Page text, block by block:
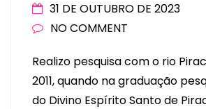
31 DE OUTUBRO DE 2023
NO COMMENT
Realizo pesquisa com o rio
2011, quando na graduação
do Divino Espírito Santo de